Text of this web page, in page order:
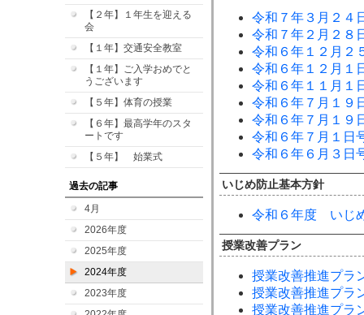
【２年】１年生を迎える
会
【１年】交通安全教室
【１年】ご入学おめでと
うございます
【５年】体育の授業
【６年】最高学年のスタ
ートです
【５年】 始業式
過去の記事
4月
2026年度
2025年度
2024年度
2023年度
令和７年３月２４
令和７年２月２８
令和６年１２月２
令和６年１２月１
令和６年１１月１
令和６年７月１９
令和６年７月１９
令和６年７月１日
令和６年６月３日
いじめ防止基本方針
令和６年度 いじ
授業改善プラン
授業改善推進プ
授業改善推進プ
授業改善推進プ